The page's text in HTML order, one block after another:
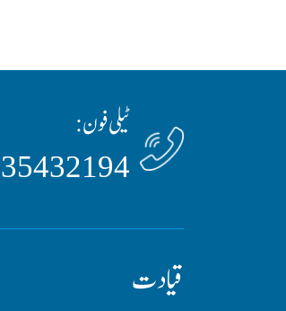
ٹیلی فون:
35432194 42 92+
قیادت